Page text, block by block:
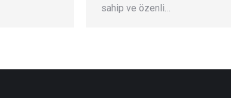
sahip ve özenli…